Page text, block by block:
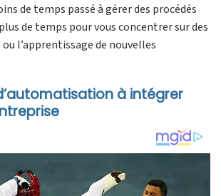
de temps passé à gérer des procédés
de temps pour vous concentrer sur des
l’apprentissage de nouvelles
à intégrer